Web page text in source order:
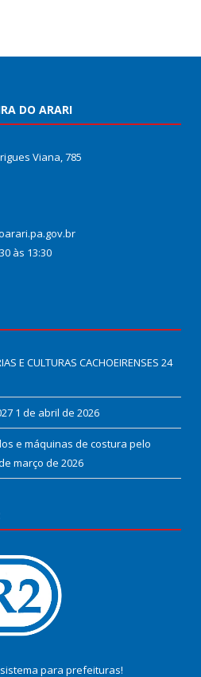
DO ARARI
Viana, 785
às 13:30
E CULTURAS CACHOEIRENSES 24
1 de abril de 2026
e máquinas de costura pelo
março de 2026
sistema para prefeituras!